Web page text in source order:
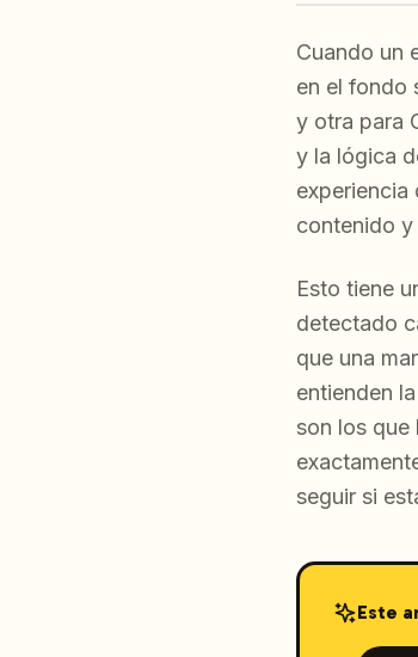
Cuando un
en el fondo
y otra para
y la lógica
experiencia
contenido y
Esto tiene
detectado
que una
entienden la
son los que
seguir si
Este